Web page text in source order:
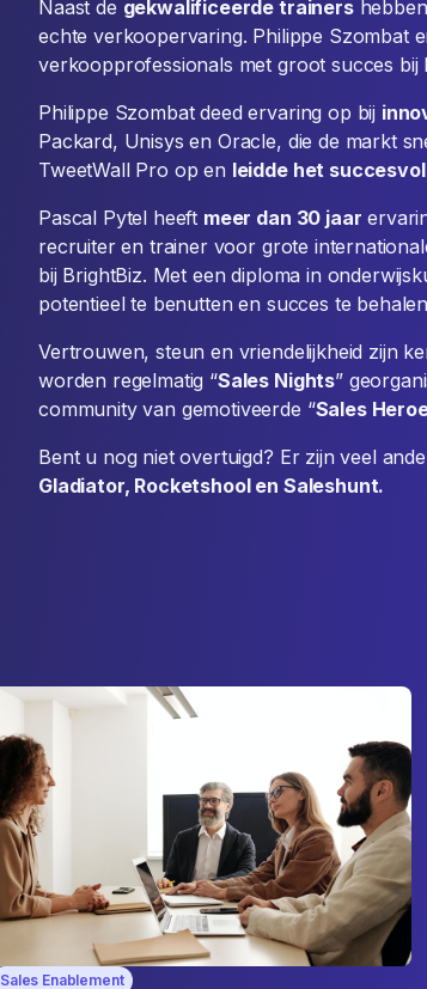
Naast de gekwalificeerde trainers
echte verkoopervaring. Philippe Szombat
verkoopprofessionals met groot succes bij
Philippe Szombat deed ervaring op bij
Packard, Unisys en Oracle, die de markt
TweetWall Pro op en leidde het succesvol
Pascal Pytel heeft meer dan 30 jaar
recruiter en trainer voor grote
bij BrightBiz. Met een diploma in
potentieel te benutten en succes te
Vertrouwen, steun en vriendelijkheid zijn
worden regelmatig “Sales Nights”
community van gemotiveerde “Sales
Bent u nog niet overtuigd? Er zijn veel
Gladiator, Rocketshool en Saleshunt.
Sales Enablement